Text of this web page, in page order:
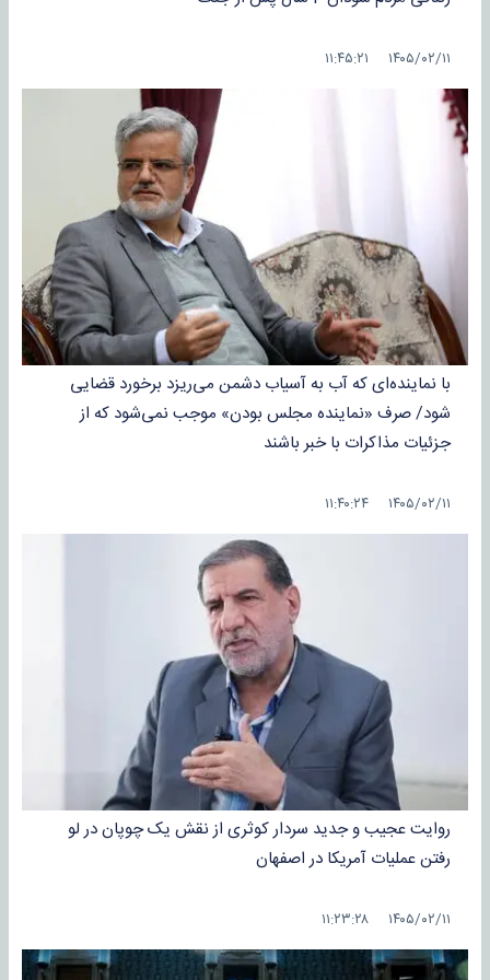
۱۴۰۵/۰۲/۱۱ ۱۱:۴۵:۲۱
با نماینده‌ای که آب به آسیاب دشمن می‌ریزد برخورد قضایی
شود/ صرف «نماینده مجلس بودن» موجب نمی‌شود که از
جزئیات مذاکرات با خبر باشند
۱۴۰۵/۰۲/۱۱ ۱۱:۴۰:۲۴
روایت عجیب و جدید سردار کوثری از نقش یک چوپان در لو
رفتن عملیات آمریکا در اصفهان
۱۴۰۵/۰۲/۱۱ ۱۱:۲۳:۲۸